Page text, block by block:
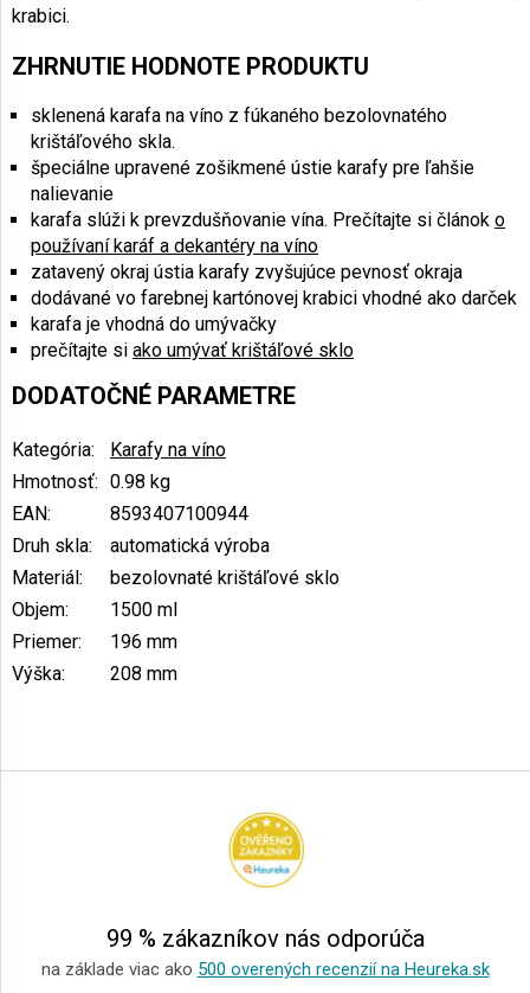
krabici.
ZHRNUTIE HODNOTE PRODUKTU
sklenená karafa na víno z fúkaného bezolovnatého
krištáľového skla.
špeciálne upravené zošikmené ústie karafy pre ľahšie
nalievanie
karafa slúži k prevzdušňovanie vína. Prečítajte si článok o
používaní karáf a dekantéry na víno
zatavený okraj ústia karafy zvyšujúce pevnosť okraja
dodávané vo farebnej kartónovej krabici vhodné ako darček
karafa je vhodná do umývačky
prečítajte si ako umývať krištáľové sklo
DODATOČNÉ PARAMETRE
Kategória:
Karafy na víno
Hmotnosť: 0.98 kg
EAN:
8593407100944
Druh skla:
automatická výroba
Materiál:
bezolovnaté krištáľové sklo
Objem:
1500 ml
Priemer:
196 mm
Výška: 208 mm
á
99 % zákazníkov nás odporúča
na základe viac ako 500 overených recenzií na Heureka.sk